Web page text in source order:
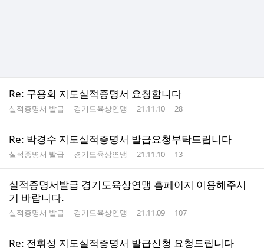
Re: 구용회 지도실적증명서 요청합니다
게시판명
실적증명서 발급 작성자
경기도육상연맹 작성시간
21.11.10 조회수
28
Re: 박경수 지도실적증명서 발급요청부탁드립니다
게시판명
실적증명서 발급 작성자
경기도육상연맹 작성시간
21.11.10 조회수
13
실적증명서발급 경기도육상연맹 홈페이지 이용해주시
기 바랍니다.
게시판명
실적증명서 발급 작성자
경기도육상연맹 작성시간
21.11.09 조회수
107
Re: 전휘성 지도실적증명서 발급신청 요청드립니다